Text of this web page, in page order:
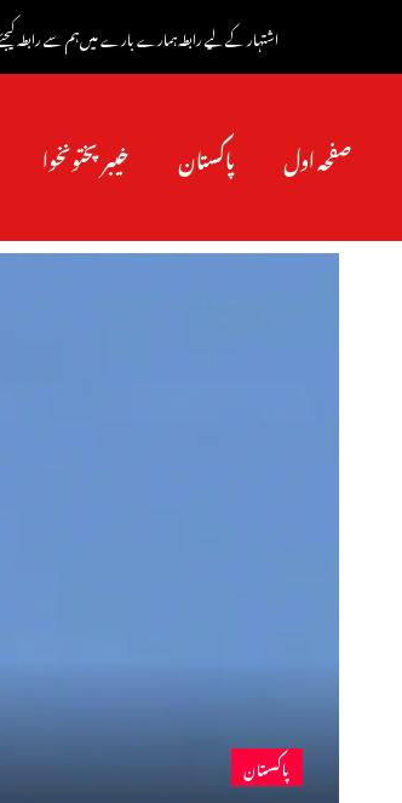
اشتہار کے لیے رابطہہمارے بارے میںہم سے رابطہ
صفحہ اول پاکستان خیبرپختونخوا
پاکستان